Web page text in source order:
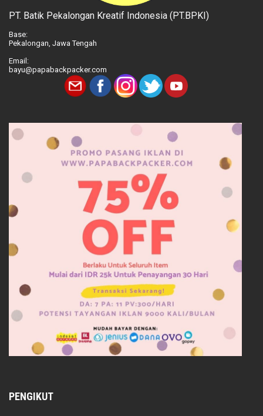
PT. Batik Pekalongan Kreatif Indonesia (PT.BPKI)
Base:
Pekalongan, Jawa Tengah
Email:
bayu@papabackpacker.com
PENGIKUT